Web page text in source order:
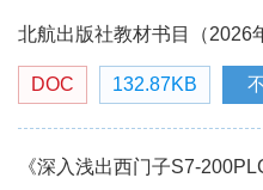
北航出版社教材书目（2026
DOC 132.87KB
《深入浅出西门子S7-